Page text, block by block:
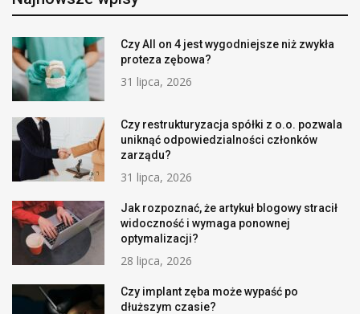
Czy All on 4 jest wygodniejsze niż zwykła
proteza zębowa?
31 lipca, 2026
Czy restrukturyzacja spółki z o.o. pozwala
uniknąć odpowiedzialności członków
zarządu?
31 lipca, 2026
Jak rozpoznać, że artykuł blogowy stracił
widoczność i wymaga ponownej
optymalizacji?
28 lipca, 2026
Czy implant zęba może wypaść po
dłuższym czasie?